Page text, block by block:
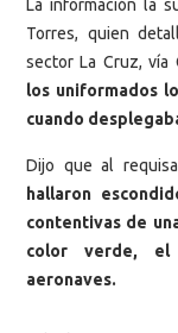
La información la
Torres, quien
sector La Cruz, vía
los uniformados
cuando
Dijo que al
hallaron
contentivas de
color verde, el
aeronaves.